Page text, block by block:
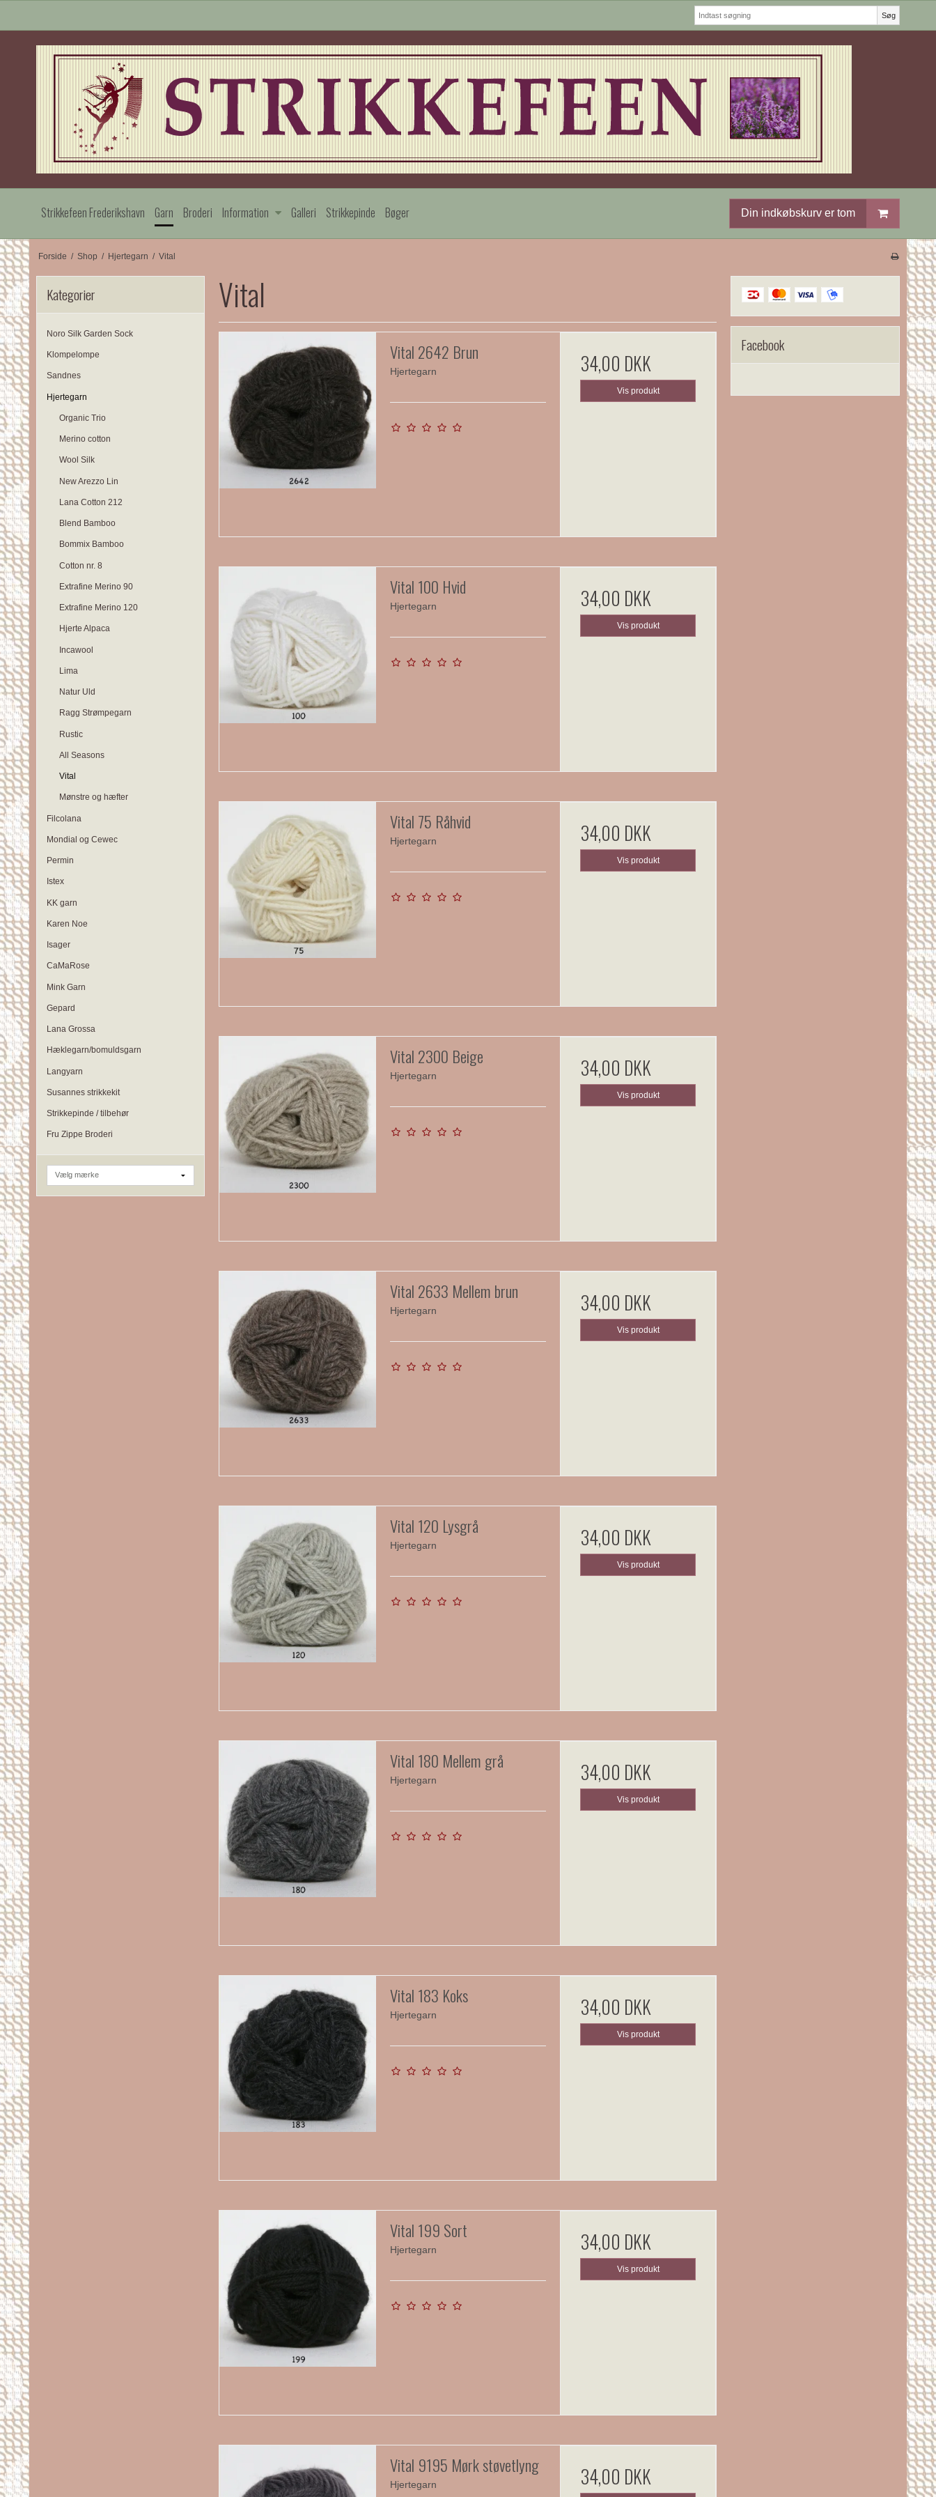
Søg
Strikkefeen Frederikshavn Garn Broderi Information Galleri Strikkepinde Bøger Din indkøbskurv er tom
Forside / Shop / Hjertegarn / Vital
Kategorier
Noro Silk Garden Sock
Klompelompe
Sandnes
Hjertegarn
Organic Trio
Merino cotton
Wool Silk
New Arezzo Lin
Lana Cotton 212
Blend Bamboo
Bommix Bamboo
Cotton nr. 8
Extrafine Merino 90
Extrafine Merino 120
Hjerte Alpaca
Incawool
Lima
Natur Uld
Ragg Strømpegarn
Rustic
All Seasons
Vital
Mønstre og hæfter
Filcolana
Mondial og Cewec
Permin
Istex
KK garn
Karen Noe
Isager
CaMaRose
Mink Garn
Gepard
Lana Grossa
Hæklegarn/bomuldsgarn
Langyarn
Susannes strikkekit
Strikkepinde / tilbehør
Fru Zippe Broderi
Vital
Vital 2642 Brun
Hjertegarn 34,00 DKK
Vis produkt
Vital 100 Hvid
Hjertegarn 34,00 DKK
Vis produkt
Vital 75 Råhvid
Hjertegarn 34,00 DKK
Vis produkt
Vital 2300 Beige
Hjertegarn 34,00 DKK
Vis produkt
Vital 2633 Mellem brun
Hjertegarn 34,00 DKK
Vis produkt
Vital 120 Lysgrå
Hjertegarn 34,00 DKK
Vis produkt
Vital 180 Mellem grå
Hjertegarn 34,00 DKK
Vis produkt
Vital 183 Koks
Hjertegarn 34,00 DKK
Vis produkt
Vital 199 Sort
Hjertegarn 34,00 DKK
Vis produkt
Vital 9195 Mørk støvetlyng
Hjertegarn 34,00 DKK
Facebook